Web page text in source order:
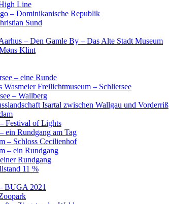
Line
– Dominikanische Republik
Sund
– Den Gamle By – Das Alte Stadt Museum
Klint
– eine Runde
Wasmeier Freilichtmuseum – Schliersee
– Wallberg
Isartal zwischen Wallgau und Vorderriß
Festival of Lights
ein Rundgang am Tag
– Schloss Cecilienhof
– ein Rundgang
Rundgang
11 %
BUGA 2021